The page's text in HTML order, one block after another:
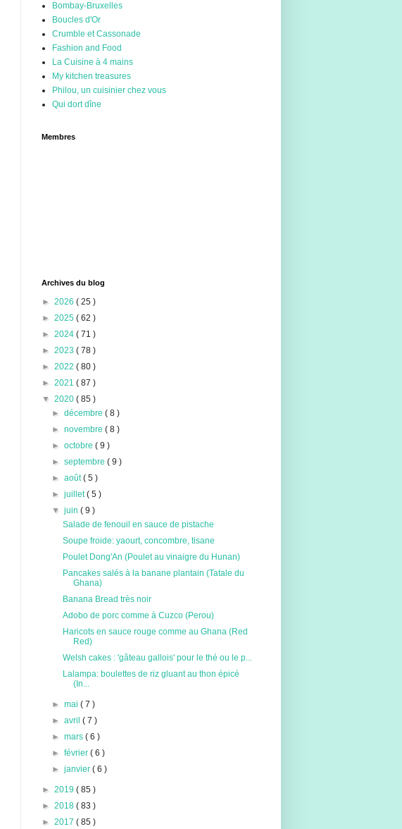
Bombay-Bruxelles
Boucles d'Or
Crumble et Cassonade
Fashion and Food
La Cuisine à 4 mains
My kitchen treasures
Philou, un cuisinier chez vous
Qui dort dîne
Membres
Archives du blog
► 2026 ( 25 )
► 2025 ( 62 )
► 2024 ( 71 )
► 2023 ( 78 )
► 2022 ( 80 )
► 2021 ( 87 )
▼ 2020 ( 85 )
►décembre( 8 )
►novembre( 8 )
►octobre( 9 )
►septembre( 9 )
►août( 5 )
►juillet( 5 )
▼juin( 9 )
Salade de fenouil en sauce de pistache
Soupe froide: yaourt, concombre, tisane
Poulet Dong'An (Poulet au vinaigre du Hunan)
Pancakes salés à la banane plantain (Tatale du
Ghana)
Banana Bread très noir
Adobo de porc comme à Cuzco (Perou)
Haricots en sauce rouge comme au Ghana (Red
Red)
Welsh cakes : 'gâteau gallois' pour le thé ou le p...
Lalampa: boulettes de riz gluant au thon épicé
(In...
►mai( 7 )
►avril( 7 )
►mars( 6 )
►février( 6 )
►janvier( 6 )
► 2019 ( 85 )
► 2018 ( 83 )
► 2017 ( 85 )